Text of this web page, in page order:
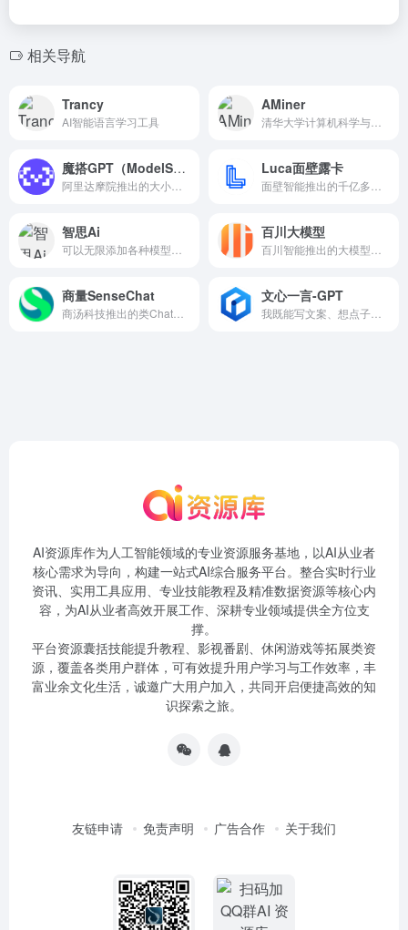
相关导航
Trancy
AI智能语言学习工具
AMiner
魔搭GPT（ModelScopeGPT） Luca面壁露卡
智思Ai 百川大模型
商量SenseChat 文心一言-GPT
AI资源库作为人工智能领域的专业资源服务基地，以AI从业者
核心需求为导向，构建一站式AI综合服务平台。整合实时行业
资讯、实用工具应用、专业技能教程及精准数据资源等核心内
容，为AI从业者高效开展工作、深耕专业领域提供全方位支
撑。
平台资源囊括技能提升教程、影视番剧、休闲游戏等拓展类资
源，覆盖各类用户群体，可有效提升用户学习与工作效率，丰
富业余文化生活，诚邀广大用户加入，共同开启便捷高效的知
识探索之旅。
友链申请 免责声明 广告合作 关于我们